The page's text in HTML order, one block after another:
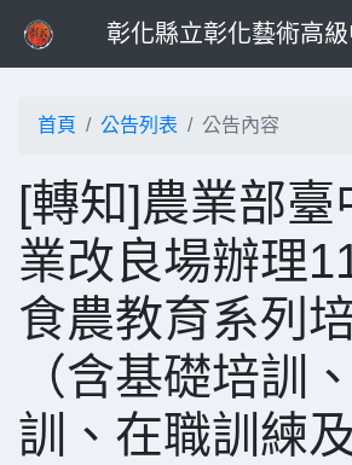
彰化縣立彰化藝術高
首頁 公告列表 公告內容
[轉知]農業部臺
業改良場辦理
食農教育系列
（含基礎培訓
訓、在職訓練